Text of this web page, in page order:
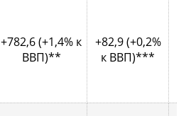
+782,6 (+1,4% к
ВВП)**
+82,9 (+0,2%
к ВВП)***